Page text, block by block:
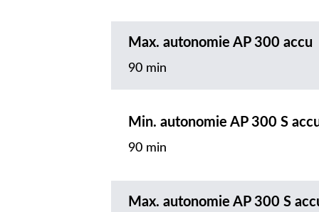
Max. autonomie AP 300 accu
90 min
Min. autonomie AP 300 S
90 min
Max. autonomie AP 300 S